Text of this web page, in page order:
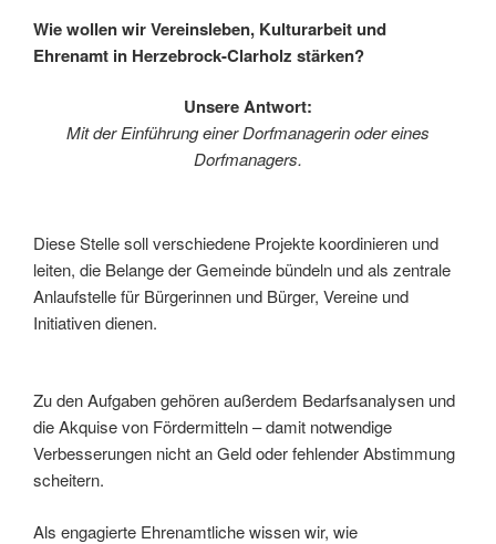
Wie wollen wir Vereinsleben, Kulturarbeit und
Ehrenamt in Herzebrock-Clarholz stärken?
Unsere Antwort:
Mit der Einführung einer Dorfmanagerin oder eines
Dorfmanagers.
Diese Stelle soll verschiedene Projekte koordinieren und
leiten, die Belange der Gemeinde bündeln und als zentrale
Anlaufstelle für Bürgerinnen und Bürger, Vereine und
Initiativen dienen.
Zu den Aufgaben gehören außerdem Bedarfsanalysen und
die Akquise von Fördermitteln – damit notwendige
Verbesserungen nicht an Geld oder fehlender Abstimmung
scheitern.
Als engagierte Ehrenamtliche wissen wir, wie